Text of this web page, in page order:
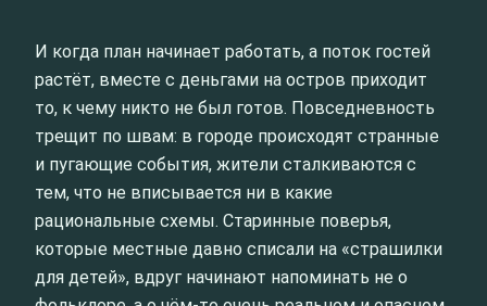
И когда план начинает работать, а поток гостей
растёт, вместе с деньгами на остров приходит
то, к чему никто не был готов. Повседневность
трещит по швам: в городе происходят странные
и пугающие события, жители сталкиваются с
тем, что не вписывается ни в какие
рациональные схемы. Старинные поверья,
которые местные давно списали на «страшилки
для детей», вдруг начинают напоминать не о